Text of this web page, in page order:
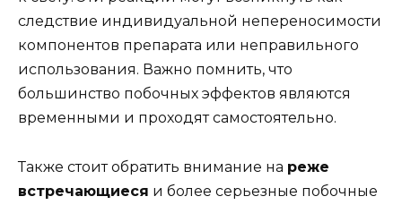
следствие индивидуальной непереносимости
компонентов препарата или неправильного
использования. Важно помнить, что
большинство побочных эффектов являются
временными и проходят самостоятельно.
Также стоит обратить внимание на реже
встречающиеся и более серьезные побочные